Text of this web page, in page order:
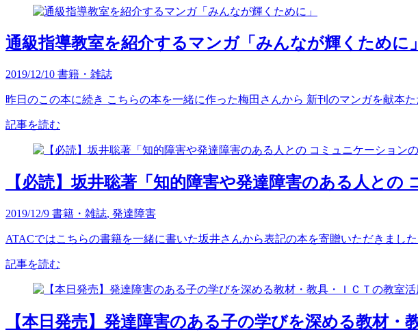
通級指導教室を紹介するマンガ「みんなが輝くために」
2019/12/10 書籍・雑誌
昨日のこの本に続き こちらの本を一緒に作った梅田さんから 新刊のマンガを献本
記事を読む
【必読】坂井聡著「知的障害や発達障害のある人と
2019/12/9 書籍・雑誌, 発達障害
ATACではこちらの書籍を一緒に書いた坂井さんから表記の本を寄贈いただきまし
記事を読む
【本日発売】発達障害のある子の学びを深める教材・